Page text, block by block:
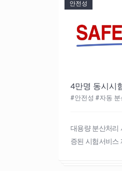
안전성
4만명 동시시
#안전성 #자동 분
대용량 분산처리
증된 시험서비스